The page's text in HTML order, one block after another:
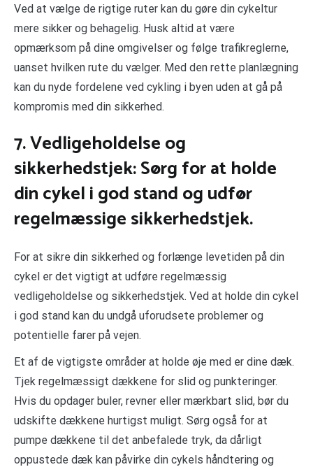
Ved at vælge de rigtige ruter kan du gøre din cykeltur
mere sikker og behagelig. Husk altid at være
opmærksom på dine omgivelser og følge trafikreglerne,
uanset hvilken rute du vælger. Med den rette planlægning
kan du nyde fordelene ved cykling i byen uden at gå på
kompromis med din sikkerhed.
7. Vedligeholdelse og
sikkerhedstjek: Sørg for at holde
din cykel i god stand og udfør
regelmæssige sikkerhedstjek.
For at sikre din sikkerhed og forlænge levetiden på din
cykel er det vigtigt at udføre regelmæssig
vedligeholdelse og sikkerhedstjek. Ved at holde din cykel
i god stand kan du undgå uforudsete problemer og
potentielle farer på vejen.
Et af de vigtigste områder at holde øje med er dine dæk.
Tjek regelmæssigt dækkene for slid og punkteringer.
Hvis du opdager buler, revner eller mærkbart slid, bør du
udskifte dækkene hurtigst muligt. Sørg også for at
pumpe dækkene til det anbefalede tryk, da dårligt
oppustede dæk kan påvirke din cykels håndtering og